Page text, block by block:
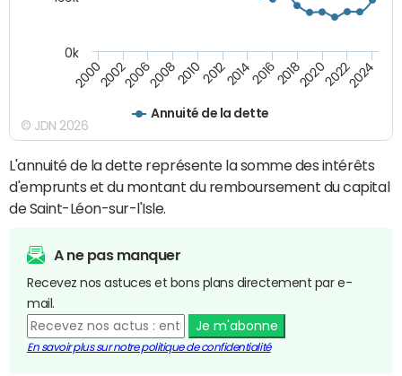
Annuité de la dette
200020022006200820102012201420162018202020222024
0k
© JDN 2026
L'annuité de la dette représente la somme des intérêts
d'emprunts et du montant du remboursement du capital
de Saint-Léon-sur-l'Isle.
A ne pas manquer
Recevez nos astuces et bons plans directement par e-
mail.
Je m'abonne
En savoir plus sur notre politique de confidentialité